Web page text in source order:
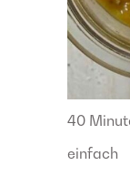
40
einfach